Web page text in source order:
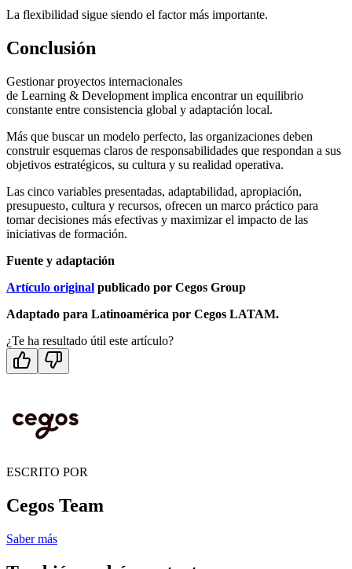
La flexibilidad sigue siendo el factor más importante.
Conclusión
Gestionar proyectos internacionales
de Learning & Development implica encontrar un equilibrio
constante entre consistencia global y adaptación local.
Más que buscar un modelo perfecto, las organizaciones deben
construir esquemas claros de responsabilidades que respondan a sus
objetivos estratégicos, su cultura y su realidad operativa.
Las cinco variables presentadas, adaptabilidad, apropiación,
presupuesto, cultura y recursos, ofrecen un marco práctico para
tomar decisiones más efectivas y maximizar el impacto de las
iniciativas de formación.
Fuente y adaptación
Artículo original publicado por Cegos Group
Adaptado para Latinoamérica por Cegos LATAM.
¿Te ha resultado útil este artículo?
ESCRITO POR
Cegos Team
Saber más